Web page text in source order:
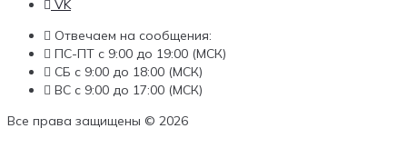
VK
Отвечаем на сообщения:
ПС-ПТ с 9:00 до 19:00 (МСК)
СБ с 9:00 до 18:00 (МСК)
ВС с 9:00 до 17:00 (МСК)
Все права защищены © 2026